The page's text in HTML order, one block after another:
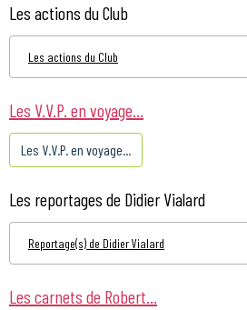
Les actions du Club
Les actions du Club
Les V.V.P. en voyage...
Les V.V.P. en voyage...
Les reportages de Didier Vialard
Reportage(s) de Didier Vialard
Les carnets de Robert...